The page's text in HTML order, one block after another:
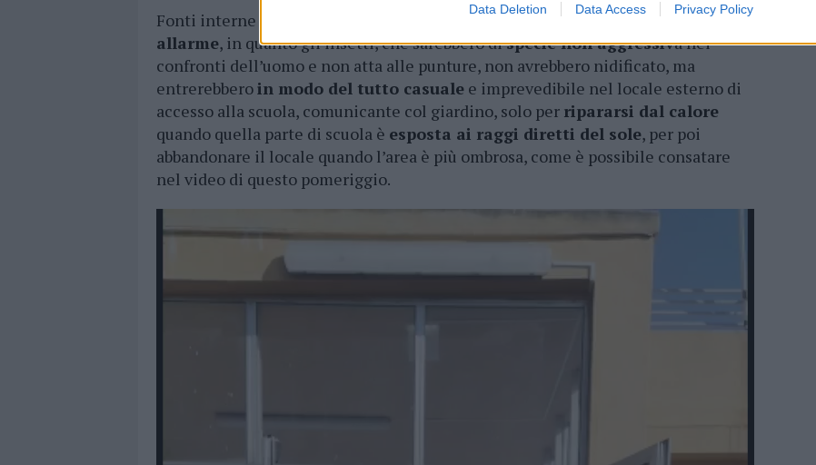
Data Deletion Data Access Privacy Policy
Fonti interne della scuola riferiscono, però, che si tratterebbe di un
falso
allarme, in quanto gli insetti, che sarebbero dispecie non aggressiva nei
confronti dell’uomo e non atta alle punture, non avrebbero nidificato, ma
entrerebberoin modo del tutto casuale e imprevedibile nel locale esterno di
accesso alla scuola, comunicante col giardino, solo per ripararsi dal calore
quando quella parte di scuola è esposta ai raggi diretti del sole, per poi
abbandonare il locale quando l’area è più ombrosa, come è possibile consatare
nel video di questo pomeriggio.